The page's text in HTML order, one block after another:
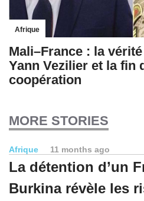
Afrique
Mali–France : la
Yann Vezilier et la fin
coopération
MORE STORIES
Afrique 11 months ago
La détention d’un
Burkina révèle les